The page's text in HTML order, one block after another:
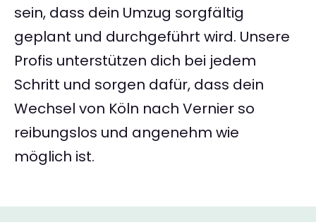
sein, dass dein Umzug sorgfältig
geplant und durchgeführt wird. Unsere
Profis unterstützen dich bei jedem
Schritt und sorgen dafür, dass dein
Wechsel von Köln nach Vernier so
reibungslos und angenehm wie
möglich ist.